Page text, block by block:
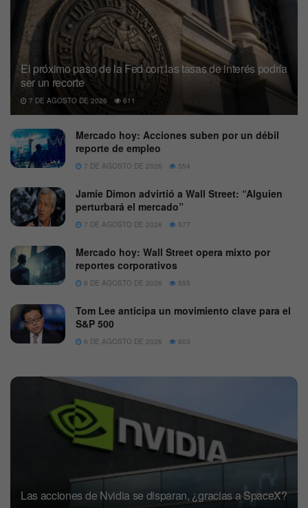
El próximo paso de la Fed con las tasas de interés podría
ser un recorte
7 DE AGOSTO DE 2026 611
Mercado hoy: Acciones suben por un débil
reporte de empleo
7 DE AGOSTO DE 2026 554
Jamie Dimon advirtió a Wall Street: “Alguien
perturbará el mercado”
7 DE AGOSTO DE 2026 577
Mercado hoy: Wall Street opera mixto por
reportes corporativos
6 DE AGOSTO DE 2026 555
Tom Lee anticipa un movimiento clave para el
S&P 500
6 DE AGOSTO DE 2026 603
Las acciones de Nvidia se disparan, ¿gracias a SpaceX?